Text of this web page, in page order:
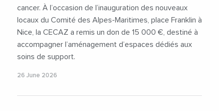
cancer. À l’occasion de l’inauguration des nouveaux
locaux du Comité des Alpes-Maritimes, place Franklin à
Nice, la CECAZ a remis un don de 15 000 €, destiné à
accompagner l’aménagement d’espaces dédiés aux
soins de support.
26 June 2026